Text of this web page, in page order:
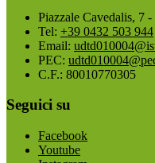
Piazzale Cavedalis, 7
Tel: +39 0432 503 944
Email:
PEC:
C.F.: 80010770305
Seguici su
Facebook
Youtube